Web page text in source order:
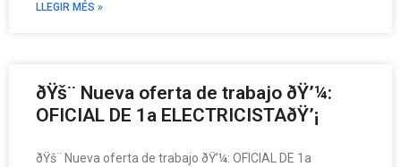
LLEGIR MÉS »
ðŸš¨ Nueva oferta de trabajo ðŸ’¼:
OFICIAL DE 1a ELECTRICISTAðŸ’¡
ðŸš¨ Nueva oferta de trabajo ðŸ’¼: OFICIAL DE 1a